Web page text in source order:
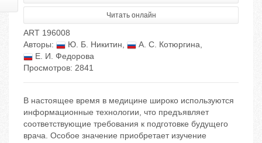
Читать онлайн
ART 196008
Авторы:
Ю. Б. Никитин, А. С. Котюргина,
Е. И. Федорова
Просмотров: 2841
В настоящее время в медицине широко используются
информационные технологии, что предъявляет
соответствующие требования к подготовке будущего
врача. Особое значение приобретает изучение